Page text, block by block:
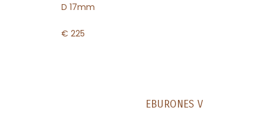
D 17mm
€ 225
EBURONES V